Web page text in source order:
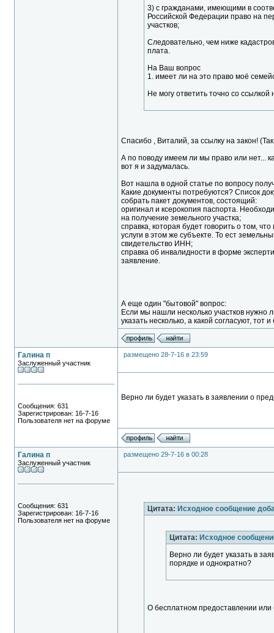
3) с гражданами, имеющими в
Российской Федерации право на
участков;
Следовательно, чем ниже
плата.
На Ваш вопрос
1. имеет ли на это право моё
Не могу ответить точно со
Спасибо , Виталий, за ссылку на закон!
А по поводу имеем ли мы право или нет...
вот я и задумалась.
Вот нашла в одной статье по вопросу
Какие документы потребуются? Список
собрать пакет документов, состоящий:
оригинал и ксерокопия паспорта.
на получение земельного участка;
справка, которая будет говорить о том,
услуги в этом же субъекте. То ест
свидетельство ИНН;
справка об инвалидности в форме
заявление.
А еще один "бытовой" вопрос:
Если мы нашли несколько участков нужно
указать несколько, а какой согласуют, тот и
Галина п
Заслуженный участник
Сообщения: 631
Зарегистрирован: 16-7-16
Пользователя нет на форуме
размещено 28-7-16 в 23:59
Верно ли будет указать в заявлении о
Галина п
Заслуженный участник
Сообщения: 631
Зарегистрирован: 16-7-16
Пользователя нет на форуме
размещено 29-7-16 в 00:28
Цитата: Исходное сообщение
Цитата: Исходное
Верно ли будет указать в
порядке и однократно?
О бесплатном предоставлении или